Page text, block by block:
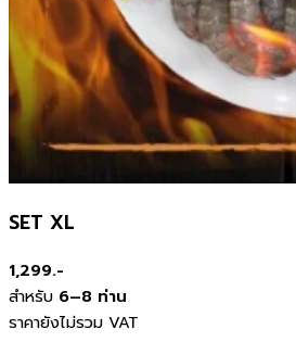
SET XL
1,299.-
สำหรับ 6–8 ท่าน
ราคายังไม่รวม VAT